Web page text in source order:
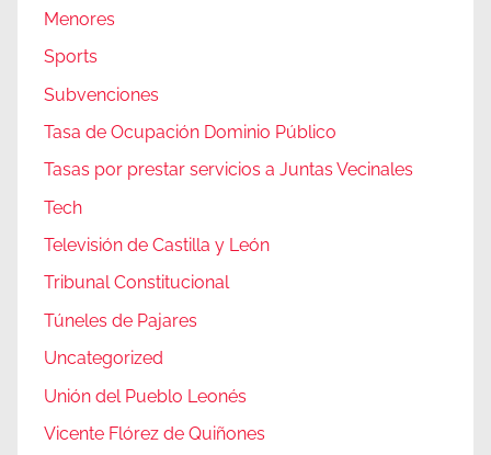
Menores
Sports
Subvenciones
Tasa de Ocupación Dominio Público
Tasas por prestar servicios a Juntas Vecinales
Tech
Televisión de Castilla y León
Tribunal Constitucional
Túneles de Pajares
Uncategorized
Unión del Pueblo Leonés
Vicente Flórez de Quiñones